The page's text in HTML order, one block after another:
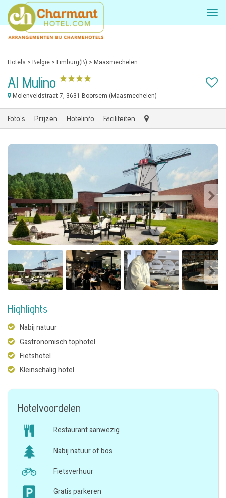
Hotels > België > Limburg(B) > Maasmechelen
Al Mulino
Molenveldstraat 7, 3631 Boorsem (Maasmechelen)
Foto's Prijzen Hotelinfo Faciliteiten
Highlights
Nabij natuur
Gastronomisch tophotel
Fietshotel
Kleinschalig hotel
Hotelvoordelen
Restaurant aanwezig
Nabij natuur of bos
Fietsverhuur
Gratis parkeren